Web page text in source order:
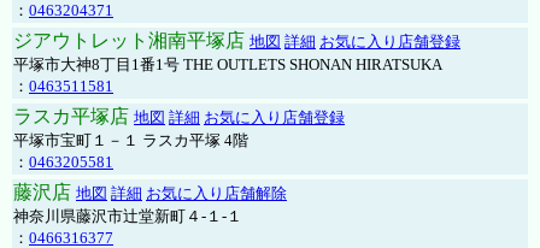
： 0463204371
ジアウトレット湘南平塚店 地図 詳細 お気に入り店舗登録
平塚市大神8丁目1番1号 THE OUTLETS SHONAN HIRATSUKA
： 0463511581
ラスカ平塚店 地図 詳細 お気に入り店舗登録
平塚市宝町１－１ ラスカ平塚 4階
： 0463205581
藤沢店 地図 詳細 お気に入り店舗解除
神奈川県藤沢市辻堂新町４-１-１
： 0466316377